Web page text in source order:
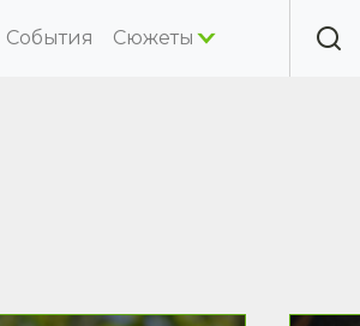
События Сюжеты